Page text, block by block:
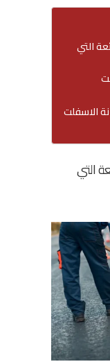
التي
الاسفلت
التي